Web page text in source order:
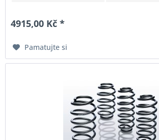
4915,00 Kč *
Pamatujte si